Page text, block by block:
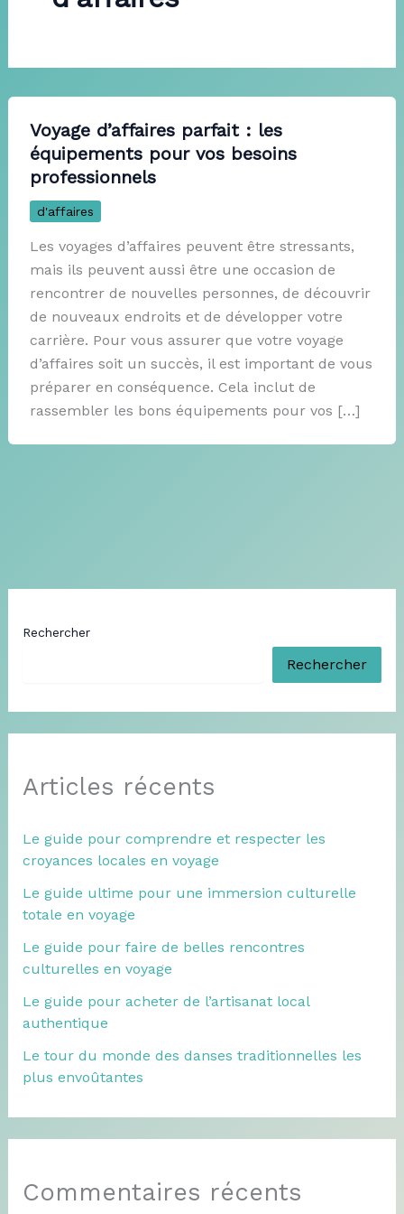
Voyage d’affaires parfait : les
équipements pour vos besoins
professionnels
d'affaires
Les voyages d’affaires peuvent être stressants,
mais ils peuvent aussi être une occasion de
rencontrer de nouvelles personnes, de découvrir
de nouveaux endroits et de développer votre
carrière. Pour vous assurer que votre voyage
d’affaires soit un succès, il est important de vous
préparer en conséquence. Cela inclut de
rassembler les bons équipements pour vos […]
Rechercher
Rechercher
Articles récents
Le guide pour comprendre et respecter les
croyances locales en voyage
Le guide ultime pour une immersion culturelle
totale en voyage
Le guide pour faire de belles rencontres
culturelles en voyage
Le guide pour acheter de l’artisanat local
authentique
Le tour du monde des danses traditionnelles les
plus envoûtantes
Commentaires récents